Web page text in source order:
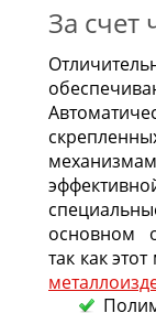
За счет
основном
так как